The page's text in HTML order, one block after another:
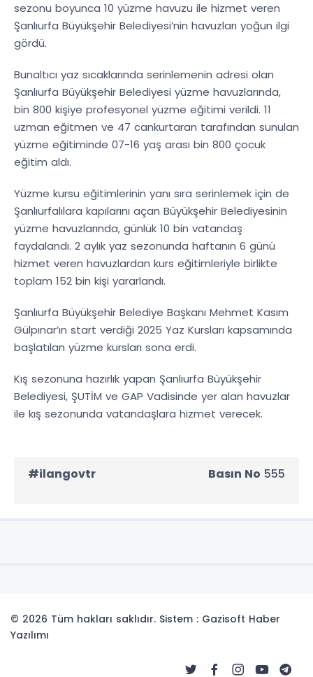
sezonu boyunca 10 yüzme havuzu ile hizmet veren
Şanlıurfa Büyükşehir Belediyesi’nin havuzları yoğun ilgi
gördü.
Bunaltıcı yaz sıcaklarında serinlemenin adresi olan
Şanlıurfa Büyükşehir Belediyesi yüzme havuzlarında,
bin 800 kişiye profesyonel yüzme eğitimi verildi. 11
uzman eğitmen ve 47 cankurtaran tarafından sunulan
yüzme eğitiminde 07-16 yaş arası bin 800 çocuk
eğitim aldı.
Yüzme kursu eğitimlerinin yanı sıra serinlemek için de
Şanlıurfalılara kapılarını açan Büyükşehir Belediyesinin
yüzme havuzlarında, günlük 10 bin vatandaş
faydalandı. 2 aylık yaz sezonunda haftanın 6 günü
hizmet veren havuzlardan kurs eğitimleriyle birlikte
toplam 152 bin kişi yararlandı.
Şanlıurfa Büyükşehir Belediye Başkanı Mehmet Kasım
Gülpınar’ın start verdiği 2025 Yaz Kursları kapsamında
başlatılan yüzme kursları sona erdi.
Kış sezonuna hazırlık yapan Şanlıurfa Büyükşehir
Belediyesi, ŞUTİM ve GAP Vadisinde yer alan havuzlar
ile kış sezonunda vatandaşlara hizmet verecek.
#ilangovtr Basın No 555
© 2026 Tüm hakları saklıdır. Sistem : Gazisoft Haber
Yazılımı